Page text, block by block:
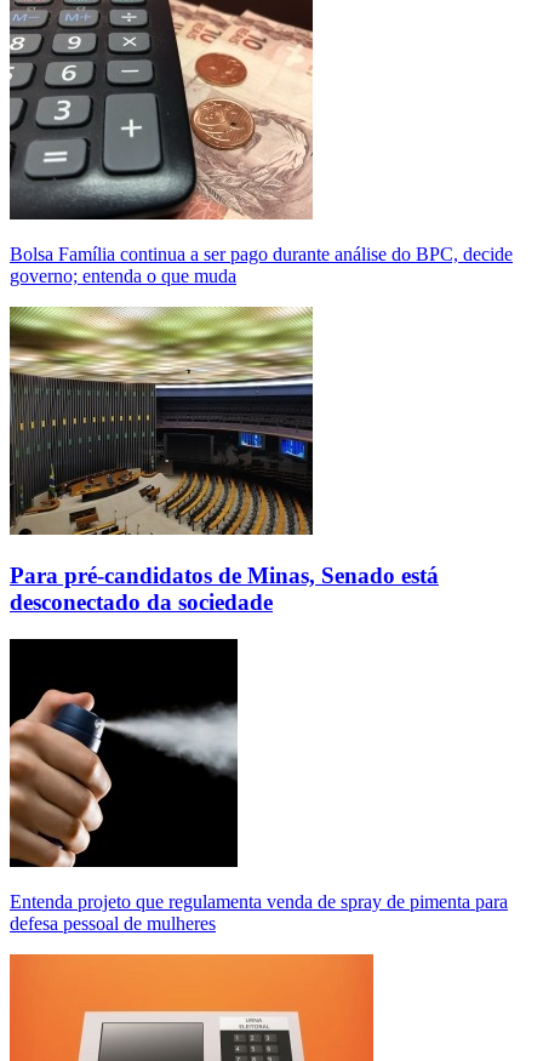
Bolsa Família continua a ser pago durante análise do BPC, decide
governo; entenda o que muda
Para pré-candidatos de Minas, Senado está
desconectado da sociedade
Entenda projeto que regulamenta venda de spray de pimenta para
defesa pessoal de mulheres